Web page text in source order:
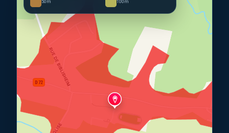
50m 100m